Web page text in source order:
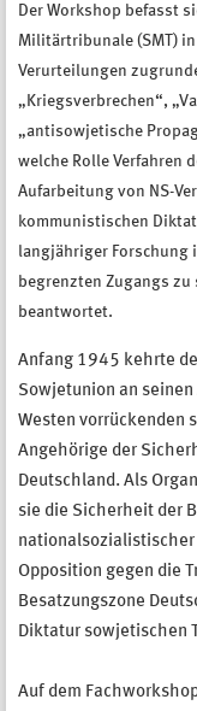
Der Workshop befasst
Militärtribunale (SMT)
Verurteilungen
„Kriegsverbrechen“,
„antisowjetische
welche Rolle Verfahren
Aufarbeitung von NS-
kommunistischen
langjähriger Forschung
begrenzten Zugangs
beantwortet.
Anfang 1945 kehrte
Sowjetunion an
Westen vorrückenden
Angehörige der
Deutschland. Als
sie die Sicherheit der
nationalsozialistischer
Opposition gegen die
Besatzungszone
Diktatur sowjetischen
Auf dem